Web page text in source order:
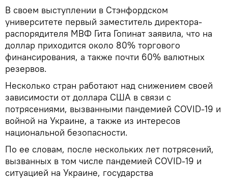
В своем выступлении в Стэнфордском
университете первый заместитель директора-
распорядителя МВФ Гита Гопинат заявила, что на
доллар приходится около 80% торгового
финансирования, а также почти 60% валютных
резервов.
Несколько стран работают над снижением своей
зависимости от доллара США в связи с
потрясениями, вызванными пандемией COVID-19 и
войной на Украине, а также из интересов
национальной безопасности.
По ее словам, после нескольких лет потрясений,
вызванных в том числе пандемией COVID-19 и
ситуацией на Украине, государства